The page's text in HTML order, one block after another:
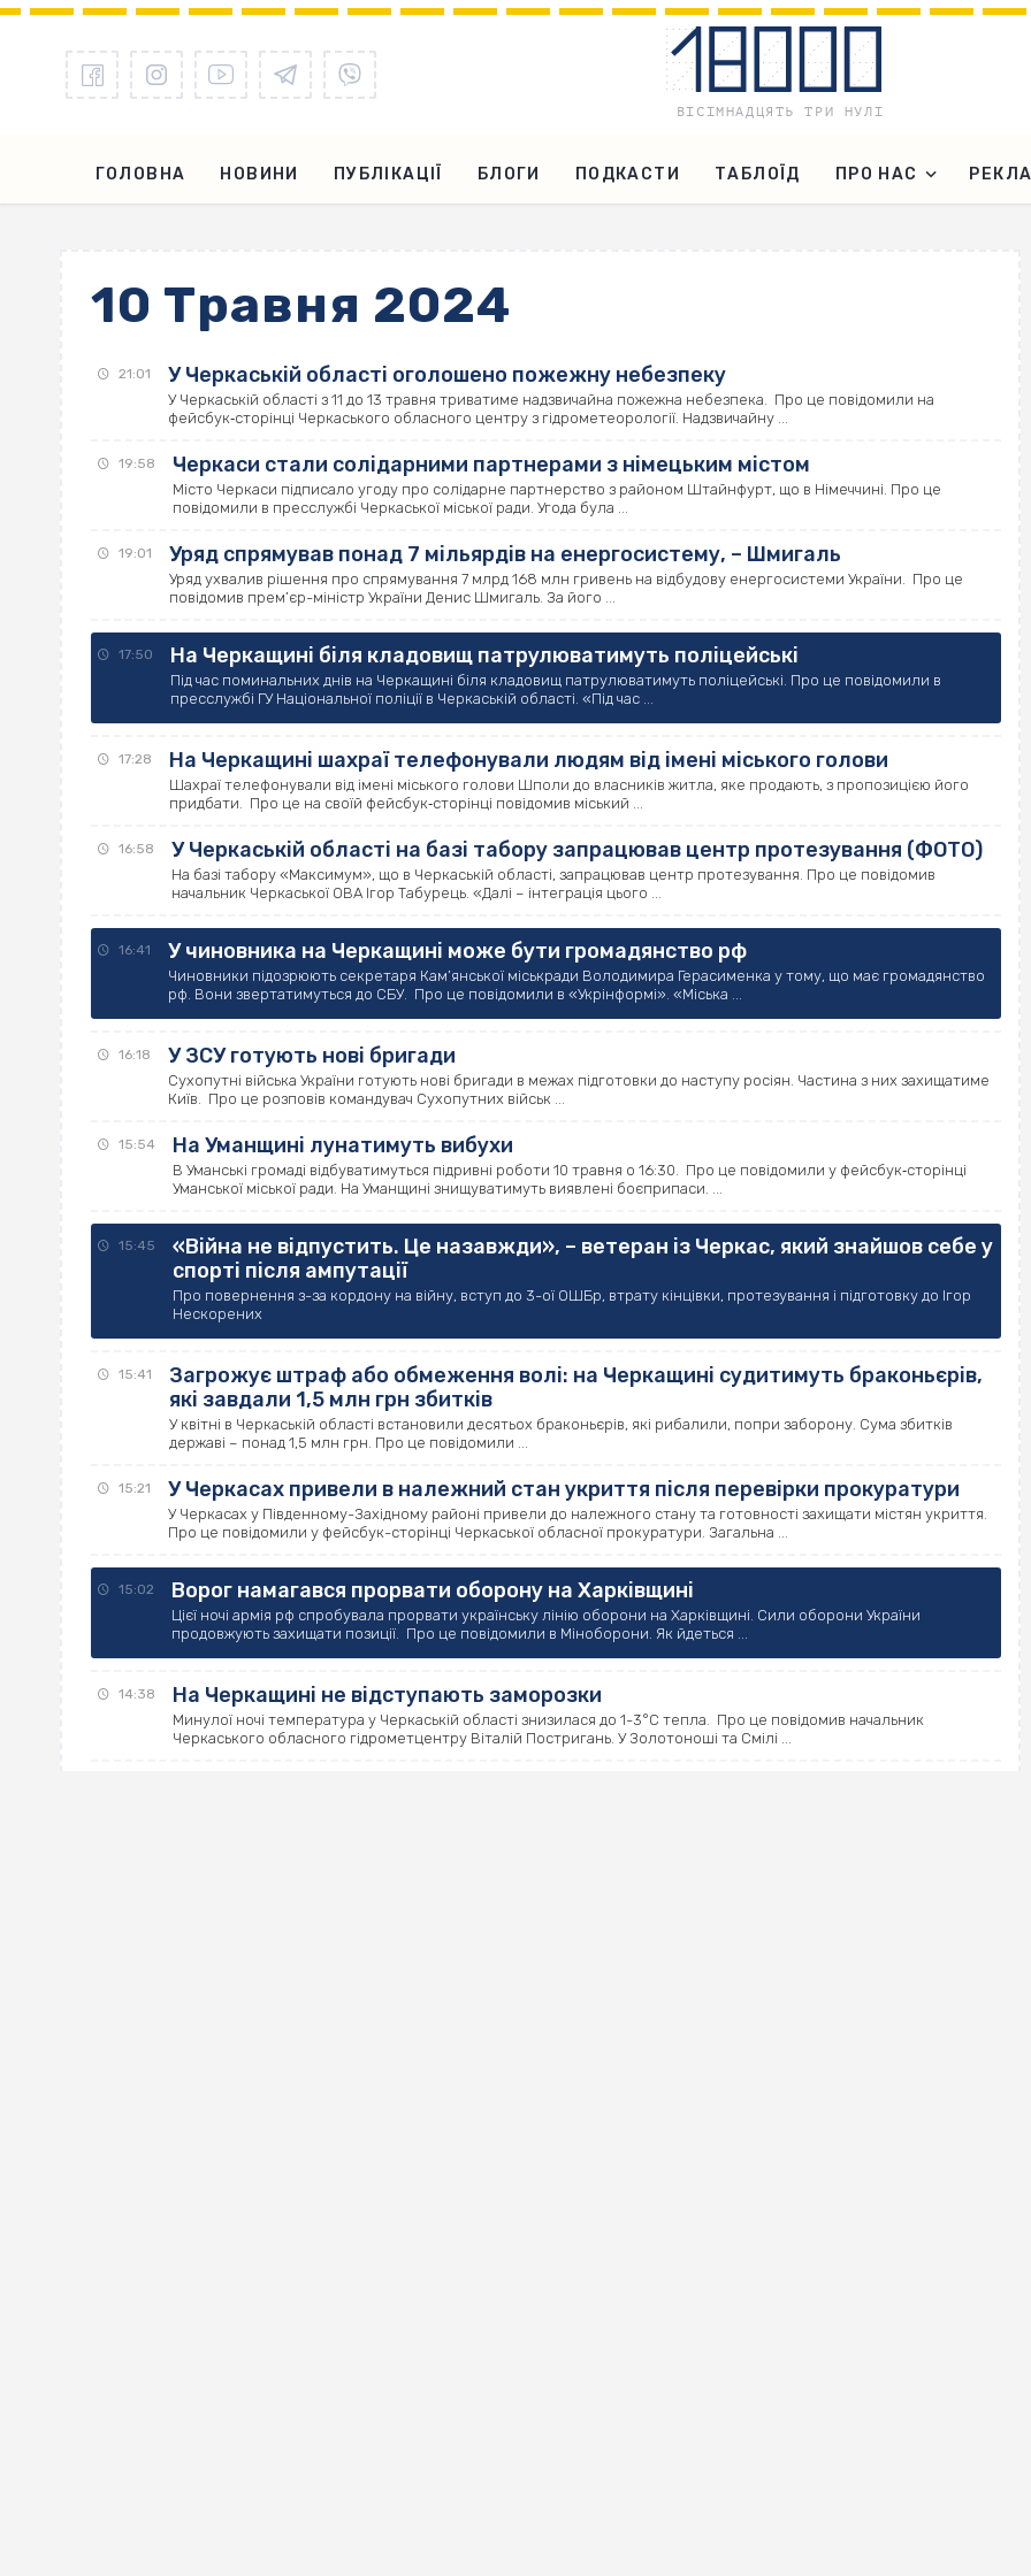
ГОЛОВНА НОВИНИ ПУБЛІКАЦІЇ БЛОГИ ПОДКАСТИ ТАБЛОЇД ПРО НАС
10 Травня 2024
21:01 У Черкаській області оголошено пожежну небезпеку
У Черкаській області з 11 до 13 травня триватиме надзвичайна пожежна небезпека. Про це повідомили на
фейсбук‐сторінці Черкаського обласного центру з гідрометеорології. Надзвичайну ...
19:58 Черкаси стали солідарними партнерами з німецьким містом
Місто Черкаси підписало угоду про солідарне партнерство з районом Штайнфурт, що в Німеччині. Про це
повідомили в пресслужбі Черкаської міської ради. Угода була ...
19:01 Уряд спрямував понад 7 мільярдів на енергосистему, – Шмигаль
Уряд ухвалив рішення про спрямування 7 млрд 168 млн гривень на відбудову енергосистеми України. Про це
повідомив прем’єр-міністр України Денис Шмигаль. За його ...
17:50 На Черкащині біля кладовищ патрулюватимуть поліцейські
Під час поминальних днів на Черкащині біля кладовищ патрулюватимуть поліцейські. Про це повідомили в
пресслужбі ГУ Національної поліції в Черкаській області. «Під час ...
17:28 На Черкащині шахраї телефонували людям від імені міського голови
Шахраї телефонували від імені міського голови Шполи до власників житла, яке продають, з пропозицією його
придбати. Про це на своїй фейсбук‐сторінці повідомив міський ...
16:58 У Черкаській області на базі табору запрацював центр протезування (ФОТО)
На базі табору «Максимум», що в Черкаській області, запрацював центр протезування. Про це повідомив
начальник Черкаської ОВА Ігор Табурець. «Далі – інтеграція цього ...
16:41 У чиновника на Черкащині може бути громадянство рф
Чиновники підозрюють секретаря Кам’янської міськради Володимира Герасименка у тому, що має громадянство
рф. Вони звертатимуться до СБУ. Про це повідомили в «Укрінформі». «Міська ...
16:18 У ЗСУ готують нові бригади
Сухопутні війська України готують нові бригади в межах підготовки до наступу росіян. Частина з них захищатиме
Київ. Про це розповів командувач Сухопутних військ ...
15:54 На Уманщині лунатимуть вибухи
В Уманські громаді відбуватимуться підривні роботи 10 травня о 16:30. Про це повідомили у фейсбук‐сторінці
Уманської міської ради. На Уманщині знищуватимуть виявлені боєприпаси. ...
15:45
«Війна не відпустить. Це назавжди», – ветеран із Черкас, який знайшов себе у
спорті після ампутації
Про повернення з-за кордону на війну, вступ до 3-ої ОШБр, втрату кінцівки, протезування і підготовку до Ігор
Нескорених
15:41
Загрожує штраф або обмеження волі: на Черкащині судитимуть браконьєрів,
які завдали 1,5 млн грн збитків
У квітні в Черкаській області встановили десятьох браконьєрів, які рибалили, попри заборону. Сума збитків
державі – понад 1,5 млн грн. Про це повідомили ...
15:21 У Черкасах привели в належний стан укриття після перевірки прокуратури
У Черкасах у Південному-Західному районі привели до належного стану та готовності захищати містян укриття.
Про це повідомили у фейсбук-сторінці Черкаської обласної прокуратури. Загальна ...
15:02 Ворог намагався прорвати оборону на Харківщині
Цієї ночі армія рф спробувала прорвати українську лінію оборони на Харківщині. Сили оборони України
продовжують захищати позиції. Про це повідомили в Міноборони. Як йдеться ...
14:38 На Черкащині не відступають заморозки
Минулої ночі температура у Черкаській області знизилася до 1-3°С тепла. Про це повідомив начальник
Черкаського обласного гідрометцентру Віталій Постригань. У Золотоноші та Смілі ...